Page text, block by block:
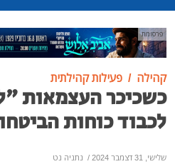
פרסומת
קהילה פעילות קהילתית
כשכיכר העצמאות
לכבוד כוחות
שלישי, 31 דצמבר 2024 / נתניה נט